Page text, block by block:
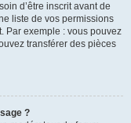
d’être inscrit avant de
liste de vos permissions
Par exemple : vous pouvez
transférer des pièces
?